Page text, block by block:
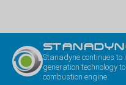
Stanadyne continues to
generation technology
combustion engine.